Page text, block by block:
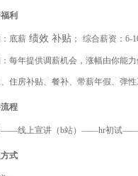
利
底薪 绩效 补贴 ； 综合薪资： 6-
每年提供调薪机会，涨幅由你能
住房补贴、餐补、带薪年假、弹
程
——线上宣讲（b站）——hr初试——
式